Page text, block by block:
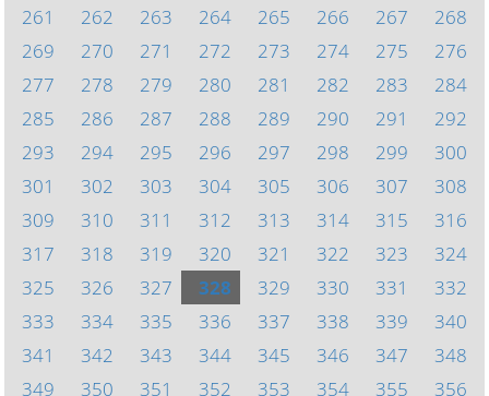
261
262 263 264 265 266 267
268
269
270 271 272 273 274 275
276
277
278 279 280 281 282 283
284
285
286 287 288 289 290 291
292
293
294 295 296 297 298 299
300
301
302 303 304 305 306 307
308
309
310 311 312 313 314 315
316
317
318 319 320 321 322 323
324
325
326 327 328 329 330 331
332
333
334 335 336 337 338 339
340
341
342 343 344 345 346 347
348
349
350 351 352 353 354 355 356